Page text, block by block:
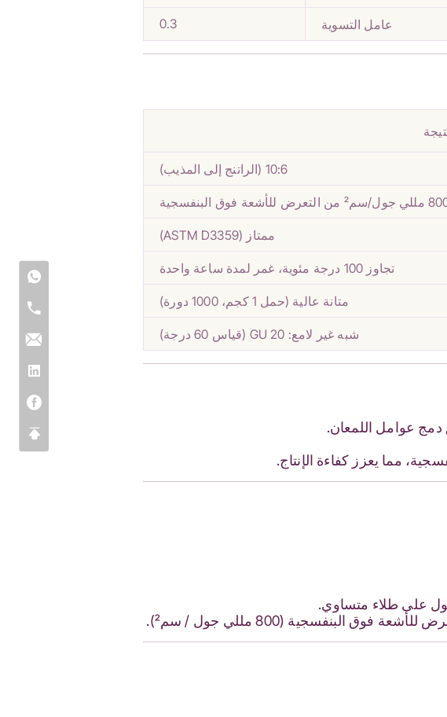
عامل التسوية 0.3
10:6 (الراتنج إلى المذيب)
ممتاز (ASTM D3359)
تجاوز 100 درجة مئوية، غمر لمدة ساعة واحدة
متانة عالية (حمل 1 كجم، 1000 دورة)
شبه غير لامع: 20 GU (قياس 60 درجة)
دمج عوامل اللمعان.
مما يعزز كفاءة الإنتاج.